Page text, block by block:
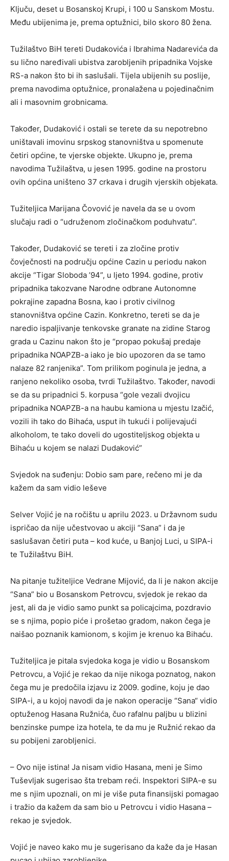
Ključu, deset u Bosanskoj Krupi, i 100 u Sanskom Mostu.
Među ubijenima je, prema optužnici, bilo skoro 80 žena.
Tužilaštvo BiH tereti Dudakovića i Ibrahima Nadarevića da
su lično naređivali ubistva zarobljenih pripadnika Vojske
RS-a nakon što bi ih saslušali. Tijela ubijenih su poslije,
prema navodima optužnice, pronalažena u pojedinačnim
ali i masovnim grobnicama.
Također, Dudaković i ostali se terete da su nepotrebno
uništavali imovinu srpskog stanovništva u spomenute
četiri općine, te vjerske objekte. Ukupno je, prema
navodima Tužilaštva, u jesen 1995. godine na prostoru
ovih općina uništeno 37 crkava i drugih vjerskih objekata.
Tužiteljica Marijana Čovović je navela da se u ovom
slučaju radi o “udruženom zločinačkom poduhvatu”.
Također, Dudaković se tereti i za zločine protiv
čovječnosti na području općine Cazin u periodu nakon
akcije “Tigar Sloboda ’94”, u ljeto 1994. godine, protiv
pripadnika takozvane Narodne odbrane Autonomne
pokrajine zapadna Bosna, kao i protiv civilnog
stanovništva općine Cazin. Konkretno, tereti se da je
naredio ispaljivanje tenkovske granate na zidine Starog
grada u Cazinu nakon što je “propao pokušaj predaje
pripadnika NOAPZB-a iako je bio upozoren da se tamo
nalaze 82 ranjenika”. Tom prilikom poginula je jedna, a
ranjeno nekoliko osoba, tvrdi Tužilaštvo. Također, navodi
se da su pripadnici 5. korpusa “gole vezali dvojicu
pripadnika NOAPZB-a na haubu kamiona u mjestu Izačić,
vozili ih tako do Bihaća, usput ih tukući i polijevajući
alkoholom, te tako doveli do ugostiteljskog objekta u
Bihaću u kojem se nalazi Dudaković”
Svjedok na suđenju: Dobio sam pare, rečeno mi je da
kažem da sam vidio leševe
Selver Vojić je na ročištu u aprilu 2023. u Državnom sudu
ispričao da nije učestvovao u akciji “Sana” i da je
saslušavan četiri puta – kod kuće, u Banjoj Luci, u SIPA-i
te Tužilaštvu BiH.
Na pitanje tužiteljice Vedrane Mijović, da li je nakon akcije
“Sana” bio u Bosanskom Petrovcu, svjedok je rekao da
jest, ali da je vidio samo punkt sa policajcima, pozdravio
se s njima, popio piće i prošetao gradom, nakon čega je
naišao poznanik kamionom, s kojim je krenuo ka Bihaću.
Tužiteljica je pitala svjedoka koga je vidio u Bosanskom
Petrovcu, a Vojić je rekao da nije nikoga poznatog, nakon
čega mu je predočila izjavu iz 2009. godine, koju je dao
SIPA-i, a u kojoj navodi da je nakon operacije “Sana“ vidio
optuženog Hasana Ružnića, čuo rafalnu paljbu u blizini
benzinske pumpe iza hotela, te da mu je Ružnić rekao da
su pobijeni zarobljenici.
– Ovo nije istina! Ja nisam vidio Hasana, meni je Simo
Tuševljak sugerisao šta trebam reći. Inspektori SIPA-e su
me s njim upoznali, on mi je više puta finansijski pomagao
i tražio da kažem da sam bio u Petrovcu i vidio Hasana –
rekao je svjedok.
Vojić je naveo kako mu je sugerisano da kaže da je Hasan